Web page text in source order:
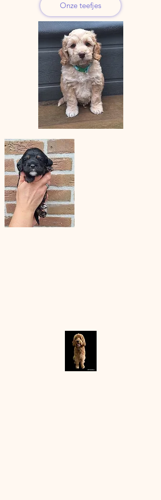
Onze teefjes